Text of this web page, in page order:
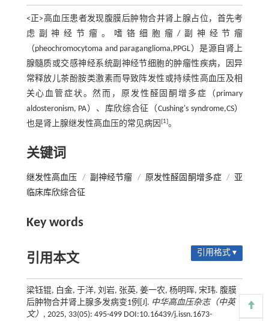
<正>高血压患者发现腹膜后肿物合并肾上腺占位，首先考
虑副神经节瘤。嗜铬细胞瘤/副神经节瘤
（pheochromocytoma and paraganglioma,PPGL）是源自肾上
腺髓质或交感神经系统副神经节细胞的肿瘤性疾病，因异
常释放儿茶酚胺类激素而导致阵发性或持续性高血压及相
关心血管症状。然而，原发性醛固酮增多症（primary
aldosteronism, PA）、库欣综合征（Cushing's syndrome,CS）
也是肾上腺继发性高血压的常见病因 [1]。
关键词
继发性高血压 / 副神经节瘤 / 原发性醛固酮增多症 / 亚
临床库欣综合征
Key words
引用本文 引用格式 ▾
梁钰锟, 白金, 于洋, 刘岩, 张英, 姜一农, 杨明晖, 宋玮. 腹膜
后肿物合并肾上腺多发病变1例[J]. 中华高血压杂志（中英
文） , 2025, 33(05): 495-499 DOI:10.16439/j.issn.1673-